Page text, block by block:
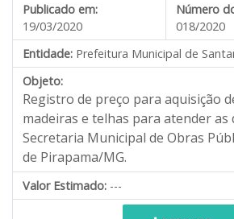
Publicado em:
19/03/2020
Número
018/2020
Entidade: Prefeitura Municipal de
Objeto:
Registro de preço para aquisição
madeiras e telhas para atender as
Secretaria Municipal de Obras
de Pirapama/MG.
Valor Estimado: ---